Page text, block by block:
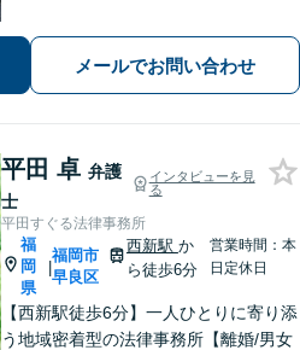
でも諦めずに是非一度ご相談くださ
い。【福岡市中央区赤坂駅徒歩２分】
メールでお問い合わせ
平田 卓 弁護
士
インタビューを見
る
平田すぐる法律事務所
福
岡
県
|
福岡市
早良区
西新駅 か
ら徒歩6分
営業時間：本
日定休日
【西新駅徒歩6分】一人ひとりに寄り添
う地域密着型の法律事務所【離婚/男女